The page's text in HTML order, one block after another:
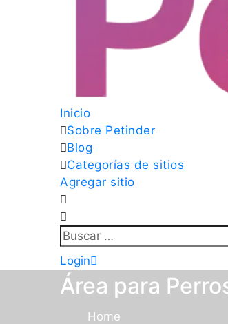
Inicio
Sobre Petinder
Blog
Categorías de sitios
Agregar sitio
Login
Área para
Home